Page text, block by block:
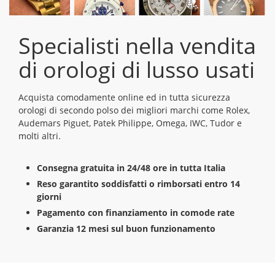
Specialisti nella vendita
di orologi di lusso usati
Acquista comodamente online ed in tutta sicurezza
orologi di secondo polso dei migliori marchi come Rolex,
Audemars Piguet, Patek Philippe, Omega, IWC, Tudor e
molti altri.
Consegna gratuita in 24/48 ore in tutta Italia
Reso garantito soddisfatti o rimborsati entro 14
giorni
Pagamento con finanziamento in comode rate
Garanzia 12 mesi sul buon funzionamento